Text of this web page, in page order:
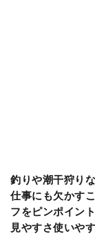
釣りや潮干狩り
仕事にも欠かす
フをピンポイン
見やすさ使いや